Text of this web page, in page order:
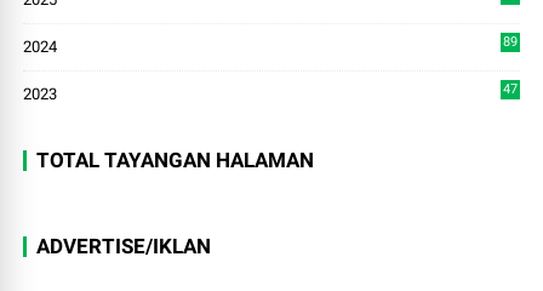
2024
89
2023 47
TOTAL TAYANGAN HALAMAN
ADVERTISE/IKLAN